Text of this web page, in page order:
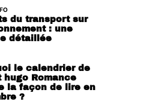
du transport sur
: une
détaillée
le calendrier de
hugo Romance
la façon de lire en
?